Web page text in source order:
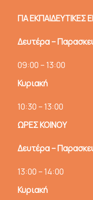
ΓΙΑ ΕΚΠΑΙΔΕΥΤΙΚΕΣ
Δευτέρα –
09:00 – 13:00
Κυριακή
10:30 – 13:00
ΩΡΕΣ ΚΟΙΝΟΥ
Δευτέρα –
13:00 – 14:00
Κυριακή